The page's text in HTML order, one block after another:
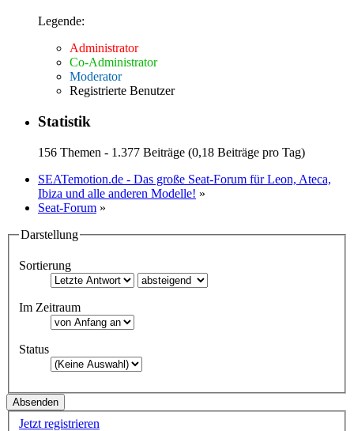
Legende:
Administrator
Co-Administrator
Moderator
Registrierte Benutzer
Statistik
156 Themen - 1.377 Beiträge (0,18 Beiträge pro Tag)
SEATemotion.de - Das große Seat-Forum für Leon, Ateca,
Ibiza und alle anderen Modelle! »
Seat-Forum »
Darstellung
Sortierung
Im Zeitraum
Status
Jetzt registrieren